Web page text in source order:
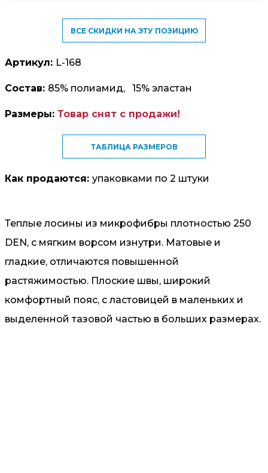
ВСЕ СКИДКИ НА ЭТУ ПОЗИЦИЮ
Артикул: L-168
Состав: 85% полиамид, 15% эластан
Размеры: Товар снят с продажи!
ТАБЛИЦА РАЗМЕРОВ
Как продаются: упаковками по 2 штуки
Теплые лосины из микрофибры плотностью 250
DEN, с мягким ворсом изнутри. Матовые и
гладкие, отличаются повышенной
растяжимостью. Плоские швы, широкий
комфортный пояс, с ластовицей в маленьких и
выделенной тазовой частью в больших размерах.